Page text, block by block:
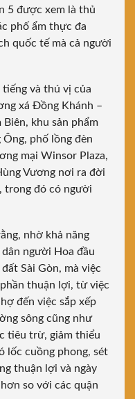
5 được xem là thủ
phố ẩm thực đa
quốc tế mà cả người
và thú vị của
xá Đồng Khánh –
Biên, khu sản phẩm
phố lồng đèn
mại Winsor Plaza,
Vương nơi ra đời
trong đó có người
nhờ khả năng
người Hoa đầu
Sài Gòn, mà việc
thuận lợi, từ việc
đến việc sắp xếp
sông cũng như
tiêu trừ, giảm thiểu
lốc cuồng phong, sét
thuận lợi và ngày
so với các quận